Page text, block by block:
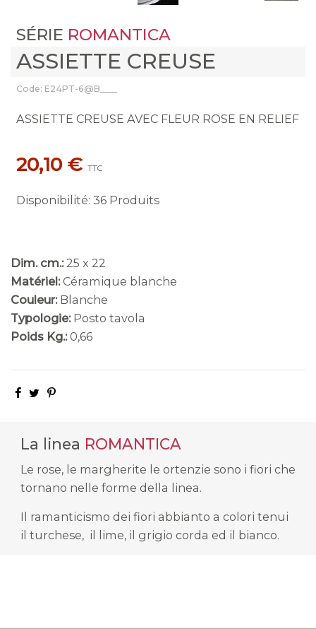
SÉRIE ROMANTICA
ASSIETTE CREUSE
Code: E24PT-6@B____
ASSIETTE CREUSE AVEC FLEUR ROSE EN RELIEF
20,10 € TTC
Disponibilité: 36 Produits
Dim. cm.: 25 x 22
Matériel: Céramique blanche
Couleur: Blanche
Typologie: Posto tavola
Poids Kg.: 0,66
La linea ROMANTICA
Le rose, le margherite le ortenzie sono i fiori che
tornano nelle forme della linea.
Il ramanticismo dei fiori abbianto a colori tenui
il turchese, il lime, il grigio corda ed il bianco.